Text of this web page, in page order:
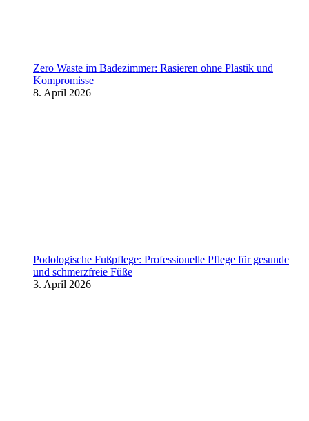
Zero Waste im Badezimmer: Rasieren ohne Plastik und
Kompromisse
8. April 2026
Podologische Fußpflege: Professionelle Pflege für gesunde
und schmerzfreie Füße
3. April 2026